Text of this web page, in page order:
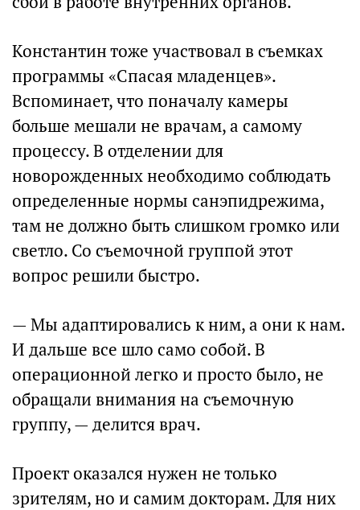
Константин тоже участвовал в съемках
программы «Спасая младенцев».
Вспоминает, что поначалу камеры
больше мешали не врачам, а самому
процессу. В отделении для
новорожденных необходимо соблюдать
определенные нормы санэпидрежима,
там не должно быть слишком громко или
светло. Со съемочной группой этот
вопрос решили быстро.
— Мы адаптировались к ним, а они к нам.
И дальше все шло само собой. В
операционной легко и просто было, не
обращали внимания на съемочную
группу, — делится врач.
Проект оказался нужен не только
зрителям, но и самим докторам. Для них